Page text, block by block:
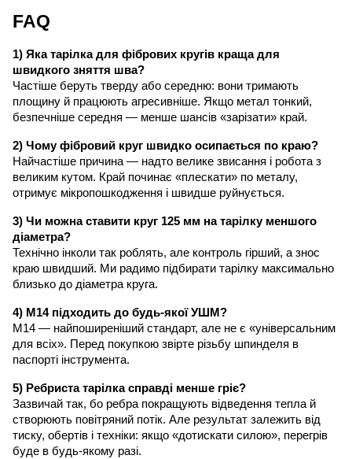
FAQ
1) Яка тарілка для фібрових кругів краща для
швидкого зняття шва?
Частіше беруть тверду або середню: вони тримають
площину й працюють агресивніше. Якщо метал тонкий,
безпечніше середня — менше шансів «зарізати» край.
2) Чому фібровий круг швидко осипається по краю?
Найчастіше причина — надто велике звисання і робота з
великим кутом. Край починає «плескати» по металу,
отримує мікропошкодження і швидше руйнується.
3) Чи можна ставити круг 125 мм на тарілку меншого
діаметра?
Технічно інколи так роблять, але контроль гірший, а знос
краю швидший. Ми радимо підбирати тарілку максимально
близько до діаметра круга.
4) М14 підходить до будь-якої УШМ?
М14 — найпоширеніший стандарт, але не є «універсальним
для всіх». Перед покупкою звірте різьбу шпинделя в
паспорті інструмента.
5) Ребриста тарілка справді менше гріє?
Зазвичай так, бо ребра покращують відведення тепла й
створюють повітряний потік. Але результат залежить від
тиску, обертів і техніки: якщо «дотискати силою», перегрів
буде в будь-якому разі.